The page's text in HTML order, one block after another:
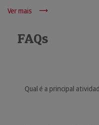
Ver mais
FAQs
Qual é a principal